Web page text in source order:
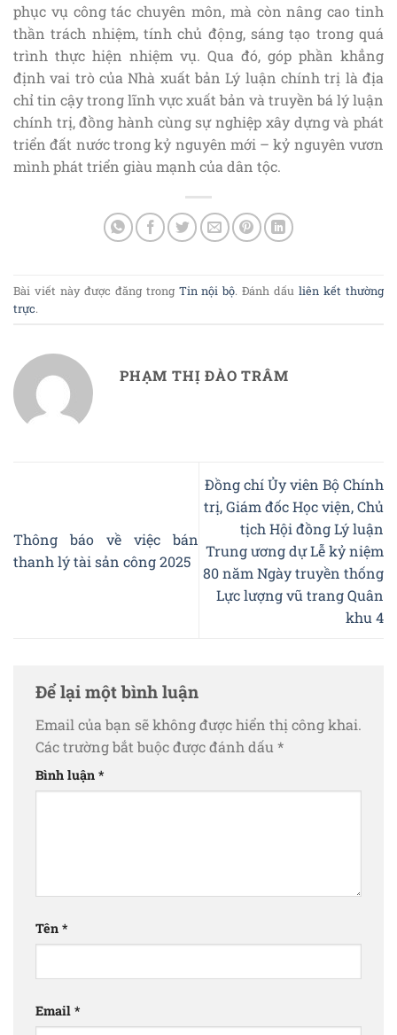
phục vụ công tác chuyên môn, mà còn nâng cao tinh
thần trách nhiệm, tính chủ động, sáng tạo trong quá
trình thực hiện nhiệm vụ. Qua đó, góp phần khẳng
định vai trò của Nhà xuất bản Lý luận chính trị là địa
chỉ tin cậy trong lĩnh vực xuất bản và truyền bá lý luận
chính trị, đồng hành cùng sự nghiệp xây dựng và phát
triển đất nước trong kỷ nguyên mới – kỷ nguyên vươn
mình phát triển giàu mạnh của dân tộc.
Bài viết này được đăng trong Tin nội bộ. Đánh dấuliên kết thường
trực.
PHẠM THỊ ĐÀO TRÂM
Thông báo về việc bán
thanh lý tài sản công 2025
Đồng chí Ủy viên Bộ Chính
trị, Giám đốc Học viện, Chủ
tịch Hội đồng Lý luận
Trung ương dự Lễ kỷ niệm
80 năm Ngày truyền thống
Lực lượng vũ trang Quân
khu 4
Để lại một bình luận
Email của bạn sẽ không được hiển thị công khai.
Các trường bắt buộc được đánh dấu*
Bình luận *
Tên *
Email *